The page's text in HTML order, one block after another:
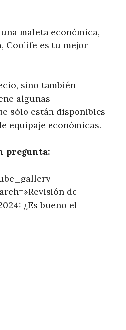
maleta económica,
Coolife es tu mejor
sino también
algunas
sólo están disponibles
equipaje económicas.
pregunta:
de
¿Es bueno el